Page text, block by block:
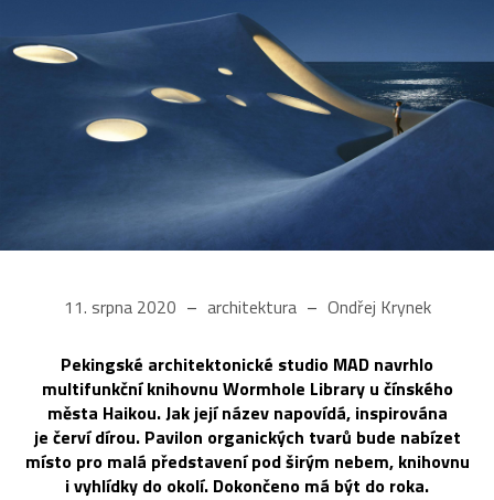
11. srpna 2020 architektura Ondřej Krynek
Pekingské architektonické studio MAD navrhlo
multifunkční knihovnu Wormhole Library u čínského
města Haikou. Jak její název napovídá, inspirována
je červí dírou. Pavilon organických tvarů bude nabízet
místo pro malá představení pod širým nebem, knihovnu
i vyhlídky do okolí. Dokončeno má být do roka.